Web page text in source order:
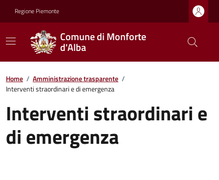
Regione Piemonte
Comune di Monforte
d'Alba
Home / Amministrazione trasparente /
Interventi straordinari e di emergenza
Interventi straordinari e
di emergenza